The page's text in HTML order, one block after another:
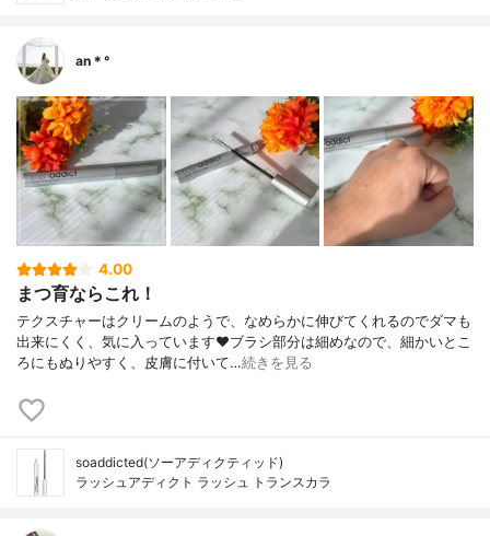
an＊°
4.00
まつ育ならこれ！
テクスチャーはクリームのようで、なめらかに伸びてくれるのでダマも
出来にくく、気に入っています❤︎ブラシ部分は細めなので、細かいとこ
ろにもぬりやすく、皮膚に付いて…続きを見る
soaddicted(ソーアディクティッド)
ラッシュアディクト ラッシュ トランスカラ